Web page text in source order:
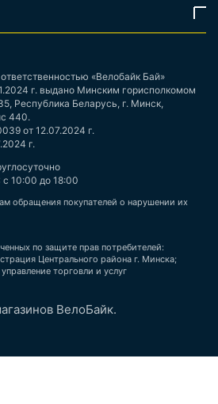
«Велобайк Бай»
г. выдано Минским горисполкомом
Республика Беларусь, г. Минск,
440.
от 12.07.2024 г.
г.
10:00 до 18:00
обращения покупателей о нарушении их
по защите прав потребителей:
Центрального района г. Минска;
торговли и услуг
ВелоБайк.